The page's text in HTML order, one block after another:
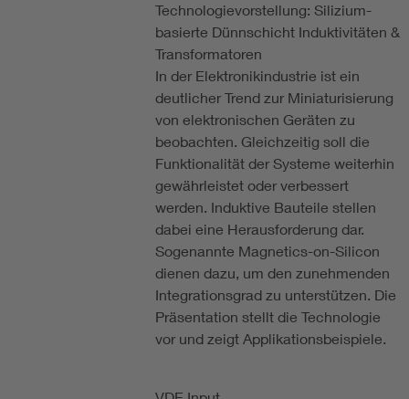
Technologievorstellung: Silizium-
basierte Dünnschicht Induktivitäten &
Transformatoren
In der Elektronikindustrie ist ein
deutlicher Trend zur Miniaturisierung
von elektronischen Geräten zu
beobachten. Gleichzeitig soll die
Funktionalität der Systeme weiterhin
gewährleistet oder verbessert
werden. Induktive Bauteile stellen
dabei eine Herausforderung dar.
Sogenannte Magnetics-on-Silicon
dienen dazu, um den zunehmenden
Integrationsgrad zu unterstützen. Die
Präsentation stellt die Technologie
vor und zeigt Applikationsbeispiele.